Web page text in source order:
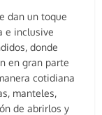
dan un toque
e inclusive
donde
en gran parte
cotidiana
manteles,
de abrirlos y